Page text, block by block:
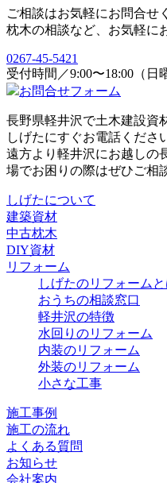
ご相談はお気軽にお問合せ
枕木の相談など、お気軽に
0267-45-5421
受付時間／9:00〜18:00（日
お問合せフォーム
長野県軽井沢で土木建設資
しげたにすぐお電話くださ
遠方より軽井沢にお越しの
場でお困りの際はぜひご相
しげたについて
建築資材
中古枕木
DIY資材
リフォーム
しげたのリフォーム
おうちの相談窓口
軽井沢の特徴
水回りのリフォーム
内装のリフォーム
外装のリフォーム
小さな工事
施工事例
施工の流れ
よくある質問
お知らせ
会社案内